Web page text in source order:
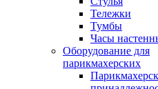
Тележки
Тумбы
Часы
Оборудование для
парикмахерских